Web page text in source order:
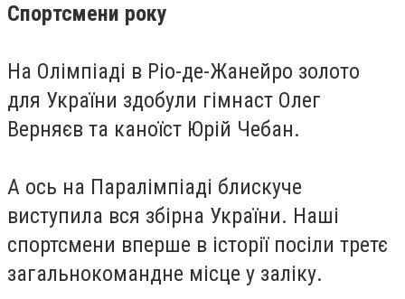
Спортсмени року
На Олімпіаді в Ріо-де-Жанейро золото
для України здобули гімнаст Олег
Верняєв та каноїст Юрій Чебан.
А ось на Паралімпіаді блискуче
виступила вся збірна України. Наші
спортсмени вперше в історії посіли третє
загальнокомандне місце у заліку.